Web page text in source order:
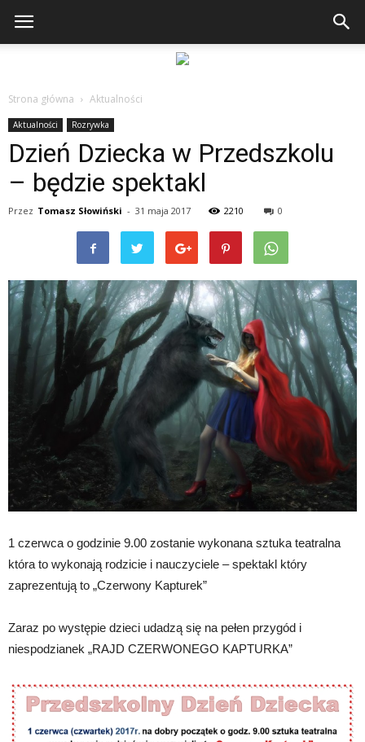
Strona główna Aktualności
Aktualności Rozrywka
Dzień Dziecka w Przedszkolu
– będzie spektakl
Przez Tomasz Słowiński - 31 maja 2017 2210 0
1 czerwca o godzinie 9.00 zostanie wykonana sztuka teatralna
która to wykonają rodzicie i nauczyciele – spektakl który
zaprezentują to „Czerwony Kapturek”
Zaraz po występie dzieci udadzą się na pełen przygód i
niespodzianek „RAJD CZERWONEGO KAPTURKA”